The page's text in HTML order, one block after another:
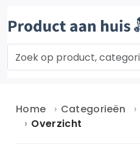
Home Categorieën
Overzicht